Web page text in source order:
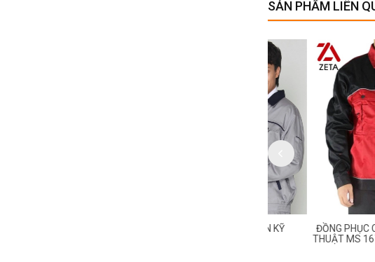
SẢN PHẨM LIÊN
ĐỒNG PHỤC CÔNG
THUẬT MS 167